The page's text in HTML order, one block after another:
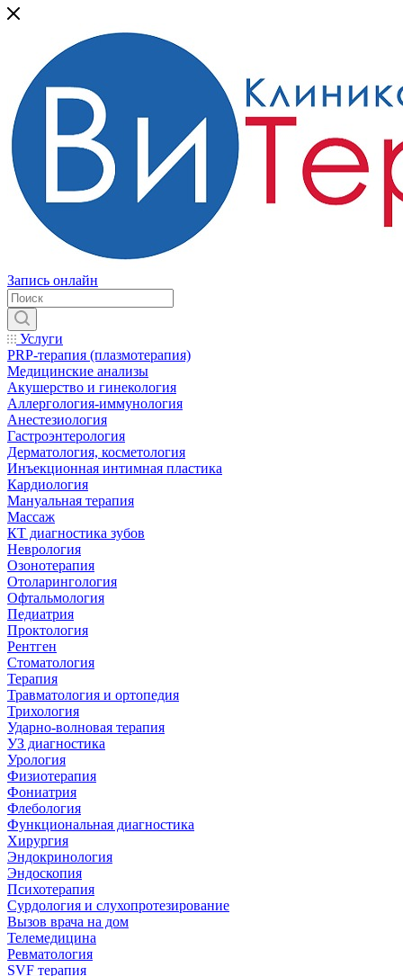
Запись онлайн
Услуги
PRP-терапия (плазмотерапия)
Медицинские анализы
Акушерство и гинекология
Аллергология-иммунология
Анестезиология
Гастроэнтерология
Дерматология, косметология
Инъекционная интимная пластика
Кардиология
Мануальная терапия
Массаж
КТ диагностика зубов
Неврология
Озонотерапия
Отоларингология
Офтальмология
Педиатрия
Проктология
Рентген
Стоматология
Терапия
Травматология и ортопедия
Трихология
Ударно-волновая терапия
УЗ диагностика
Урология
Физиотерапия
Фониатрия
Флебология
Функциональная диагностика
Хирургия
Эндокринология
Эндоскопия
Психотерапия
Сурдология и слухопротезирование
Вызов врача на дом
Телемедицина
Ревматология
SVF терапия